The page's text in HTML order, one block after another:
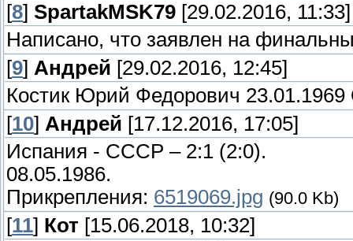
[8] SpartakMSK79 [29.02.2016, 11:33]
Написано, что заявлен на
[9] Андрей [29.02.2016, 12:45]
Костик Юрий Федорович
[10] Андрей [17.12.2016, 17:05]
Испания - СССР – 2:1 (2:0).
08.05.1986.
Прикрепления: 6519069.jpg (90.0 Kb)
[11] Кот [15.06.2018, 10:32]